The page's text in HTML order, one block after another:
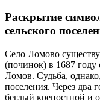
Раскрытие
сельского
Село Ломово
(починок) в 1687 году
Ломов. Судьба,
поселения. Через два
беглый крепостной и